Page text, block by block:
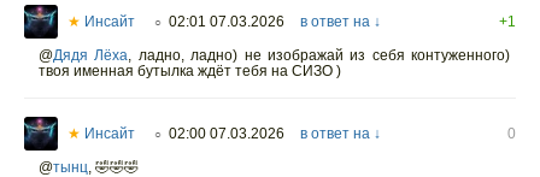
★ Инсайт ○ 02:01 07.03.2026 в ответ на ↓
+1
@Дядя Лёха
ладно, ладно) не изображай из себя контуженного)
твоя именная бутылка ждёт тебя на СИЗО )
★ Инсайт ○ 02:00 07.03.2026 в ответ на ↓
0
@тынц 🤣🤣🤣